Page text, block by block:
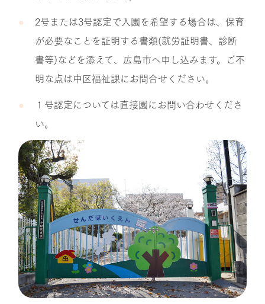
2号または3号認定で入園を希望する場合は、保育
が必要なことを証明する書類(就労証明書、診断
書等)などを添えて、広島市へ申し込みます。ご不
明な点は中区福祉課にお問合せください。
１号認定については直接園にお問い合わせくださ
い。